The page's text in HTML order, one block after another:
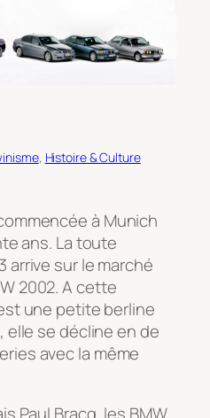
, Histoire & Culture
à Munich
ans. La toute
arrive sur le marché
2002. A cette
une petite berline
elle se décline en de
avec la même